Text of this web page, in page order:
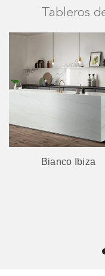
Tableros
Bianco Ibiza